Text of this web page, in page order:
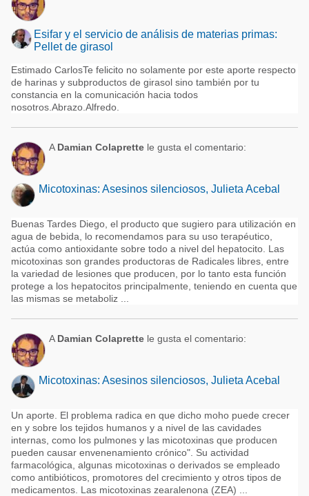
Esifar y el servicio de análisis de materias primas:
Pellet de girasol
Estimado CarlosTe felicito no solamente por este aporte respecto
de harinas y subproductos de girasol sino también por tu
constancia en la comunicación hacia todos
nosotros.Abrazo.Alfredo.
A Damian Colaprette le gusta el comentario:
Micotoxinas: Asesinos silenciosos, Julieta Acebal
Buenas Tardes Diego, el producto que sugiero para utilización en
agua de bebida, lo recomendamos para su uso terapéutico,
actúa como antioxidante sobre todo a nivel del hepatocito. Las
micotoxinas son grandes productoras de Radicales libres, entre
la variedad de lesiones que producen, por lo tanto esta función
protege a los hepatocitos principalmente, teniendo en cuenta que
las mismas se metaboliz ...
A Damian Colaprette le gusta el comentario:
Micotoxinas: Asesinos silenciosos, Julieta Acebal
Un aporte. El problema radica en que dicho moho puede crecer
en y sobre los tejidos humanos y a nivel de las cavidades
internas, como los pulmones y las micotoxinas que producen
pueden causar envenenamiento crónico". Su actividad
farmacológica, algunas micotoxinas o derivados se empleado
como antibióticos, promotores del crecimiento y otros tipos de
medicamentos. Las micotoxinas zearalenona (ZEA) ...